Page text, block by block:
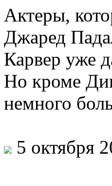
Актеры,
Джаред
Карвер уже
Но кроме
немного
5 октября